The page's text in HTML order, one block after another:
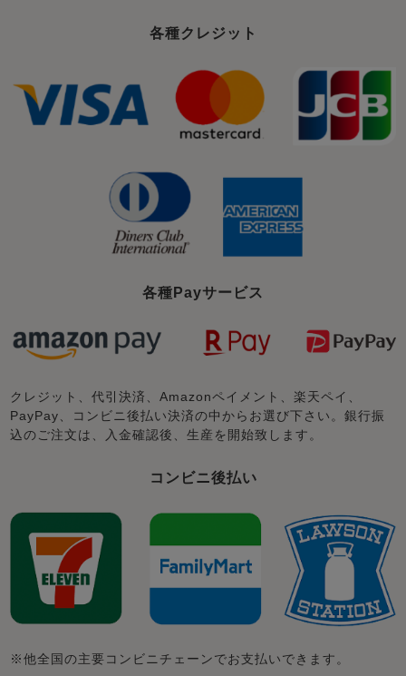
各種クレジット
各種Payサービス
クレジット、代引決済、Amazonペイメント、楽天ペイ、
PayPay、コンビニ後払い決済の中からお選び下さい。銀行振
込のご注文は、入金確認後、生産を開始致します。
コンビニ後払い
※他全国の主要コンビニチェーンでお支払いできます。